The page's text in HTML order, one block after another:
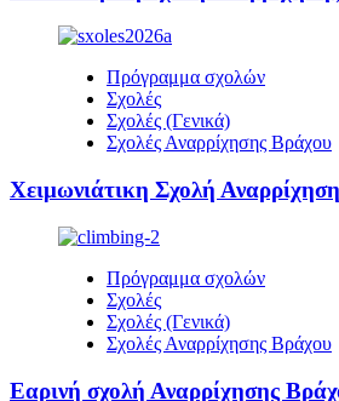
Πρόγραμμα σχολών
Σχολές
Σχολές (Γενικά)
Σχολές Αναρρίχησης Βράχου
Χειμωνιάτικη Σχολή
Πρόγραμμα σχολών
Σχολές
Σχολές (Γενικά)
Σχολές Αναρρίχησης Βράχου
Εαρινή σχολή Αναρρίχησης